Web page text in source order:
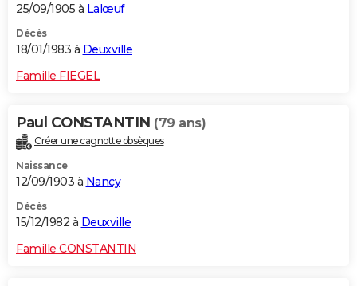
25/09/1905 à Lalœuf
Décès
18/01/1983 à Deuxville
Famille FIEGEL
Paul CONSTANTIN (79 ans)
Créer une cagnotte obsèques
Naissance
12/09/1903 à Nancy
Décès
15/12/1982 à Deuxville
Famille CONSTANTIN